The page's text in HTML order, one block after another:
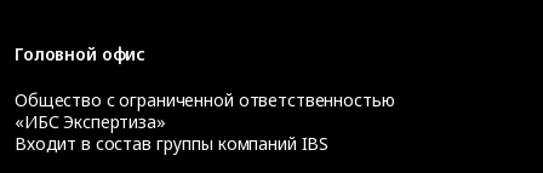
Головной офис
Общество с ограниченной ответственностью
«ИБС Экспертиза»
Входит в состав группы компаний IBS